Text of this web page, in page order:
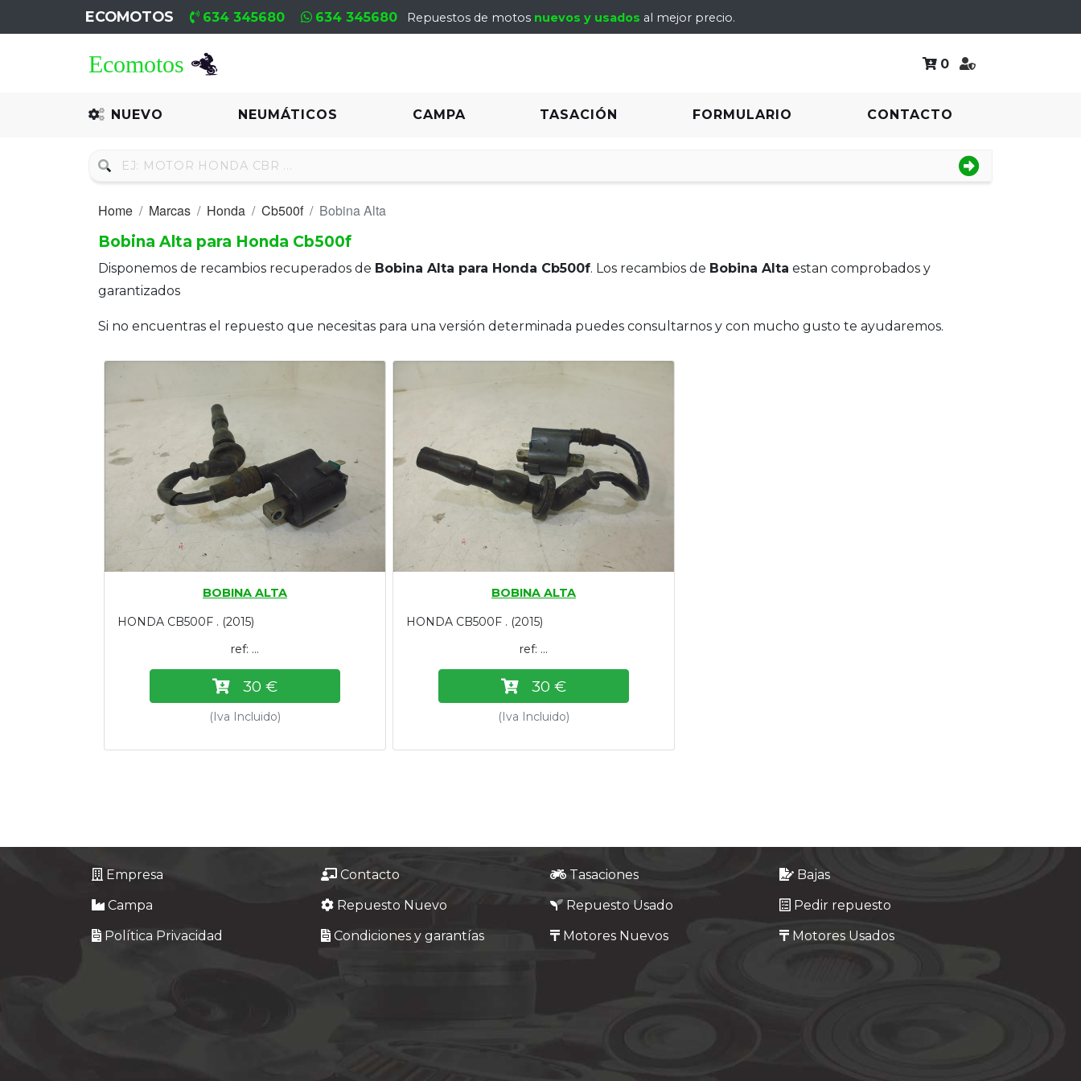
ECOMOTOS 634 345680 634 345680 Repuestos de motos nuevos y usados al mejor precio.
0
NUEVO NEUMÁTICOS CAMPA TASACIÓN FORMULARIO CONTACTO
Recambio
Neumáticos
Motores
Motores
Tasaciones
Formulario
Home Marcas Honda Cb500f
Bobina Alta
Bobina Alta para Honda Cb500f
Disponemos de recambios recuperados de Bobina Alta para Honda Cb500f. Los recambios de Bobina Alta estan comprobados y
garantizados
Si no encuentras el repuesto que necesitas para una versión determinada puedes consultarnos y con mucho gusto te ayudaremos.
BOBINA ALTA
HONDA CB500F . (2015)
ref: ...
30 €
(Iva Incluido)
BOBINA ALTA
HONDA CB500F . (2015)
ref: ...
30 €
(Iva Incluido)
Empresa Contacto Tasaciones
Bajas
Campa
Repuesto Nuevo Repuesto Usado
Pedir repuesto
Política Privacidad
Condiciones y garantías Motores Nuevos Motores Usados